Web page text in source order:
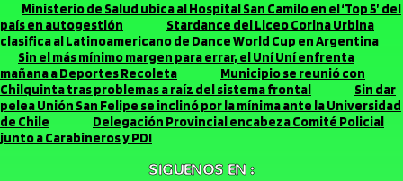
Ministerio de Salud ubica al Hospital San Camilo en el ‘Top 5’ del
país en autogestión
Stardance del Liceo Corina Urbina
clasifica al Latinoamericano de Dance World Cup en Argentina
Sin el más mínimo margen para errar, el Uní Uní enfrenta
mañana a Deportes Recoleta
Municipio se reunió con
Chilquinta tras problemas a raíz del sistema frontal
Sin dar
pelea Unión San Felipe se inclinó por la mínima ante la Universidad
de Chile
Delegación Provincial encabeza Comité Policial
junto a Carabineros y PDI
SIGUENOS EN :